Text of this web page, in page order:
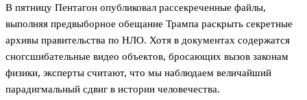
В пятницу Пентагон опубликовал рассекреченные файлы,
выполняя предвыборное обещание Трампа раскрыть секретные
архивы правительства по НЛО. Хотя в документах содержатся
сногсшибательные видео объектов, бросающих вызов законам
физики, эксперты считают, что мы наблюдаем величайший
парадигмальный сдвиг в истории человечества.